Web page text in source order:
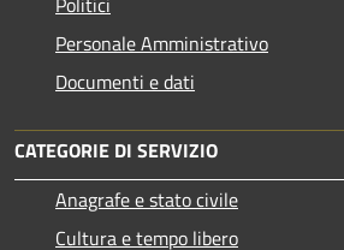
Personale Amministrativo
Documenti e dati
CATEGORIE DI SERVIZIO
Anagrafe e stato civile
Cultura e tempo libero